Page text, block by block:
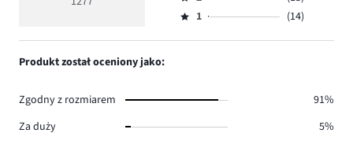
1140.
głosów
ilość
Ocena
2,
Ocena
1,
1 (14)
Produkt został oceniony jako:
Zgodny z rozmiarem
91%
Za duży
5%